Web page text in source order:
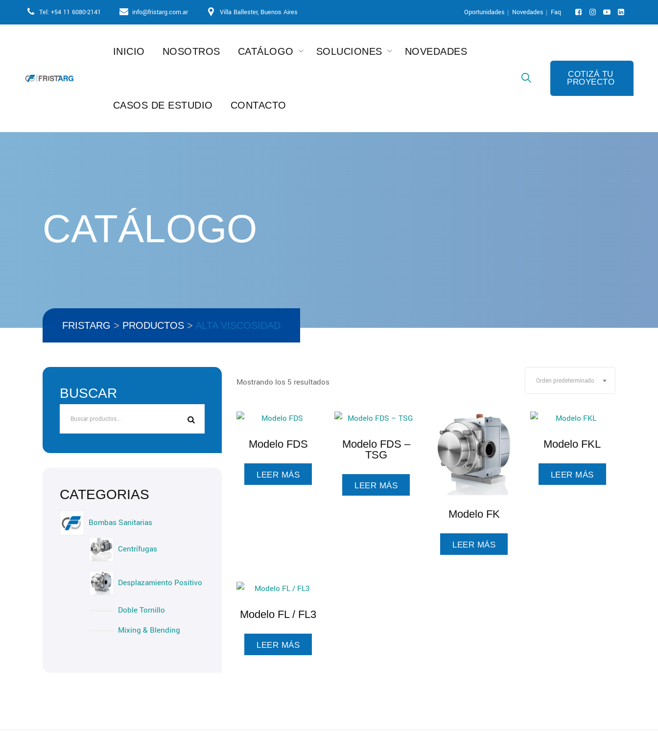
Tel: +54 11 6080-2141 info@fristarg.com.ar Villa Ballester, Buenos Aires Oportunidades Novedades Faq
INICIO NOSOTROS CATÁLOGO SOLUCIONES NOVEDADES
CASOS DE ESTUDIO CONTACTO
COTIZÁ TU
PROYECTO
CATÁLOGO
FRISTARG > PRODUCTOS > ALTA VISCOSIDAD
Mostrando los 5 resultados Orden predeterminado
Modelo FDS
LEER MÁS
Modelo FDS –
TSG
LEER MÁS
Modelo FK
LEER MÁS
Modelo FKL
LEER MÁS
Modelo FL / FL3
LEER MÁS
BUSCAR
Bombas Sanitarias
Centrífugas
Desplazamiento Positivo
Doble Tornillo
Mixing & Blending